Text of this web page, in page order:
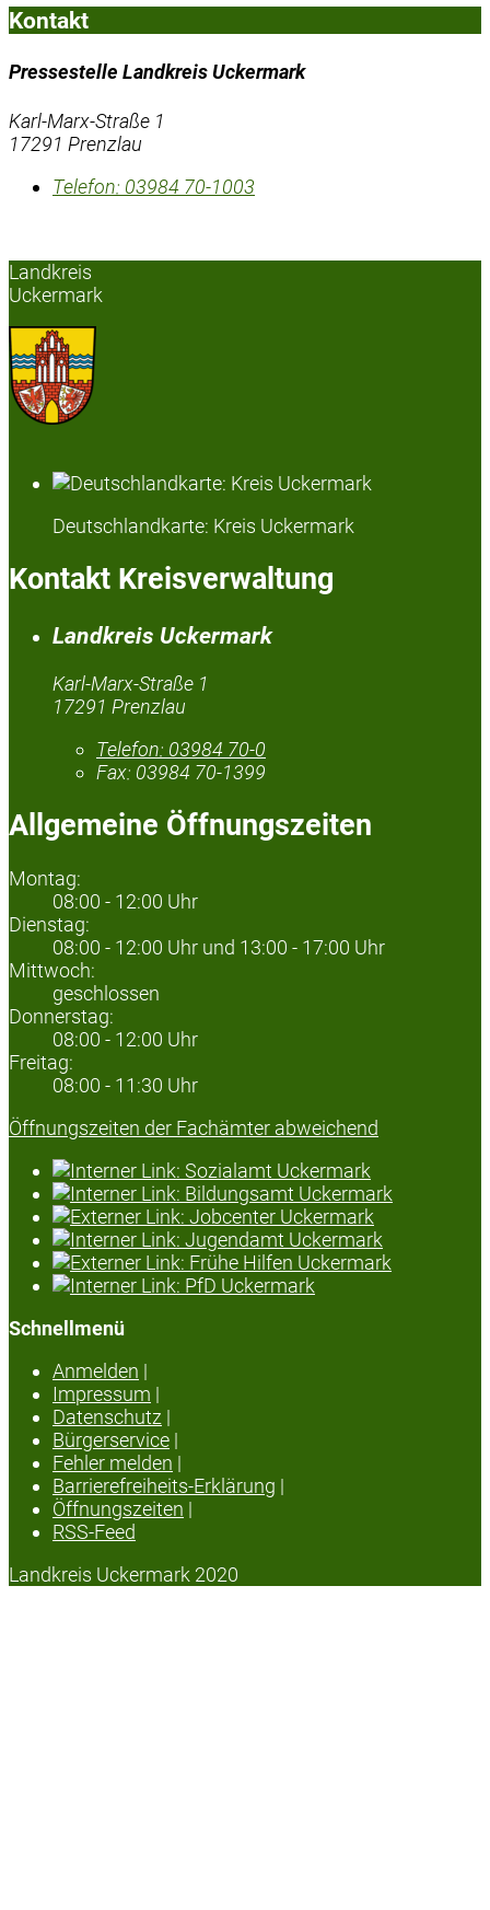
Kontakt
Pressestelle Landkreis Uckermark
Karl-Marx-Straße 1
17291 Prenzlau
Telefon: 03984 70-1003
Landkreis
Uckermark
Deutschlandkarte: Kreis Uckermark
Kontakt Kreisverwaltung
Landkreis Uckermark
Karl-Marx-Straße 1
17291 Prenzlau
Telefon: 03984 70-0
Fax: 03984 70-1399
Allgemeine Öffnungszeiten
Montag:
08:00 - 12:00 Uhr
Dienstag:
08:00 - 12:00 Uhr und 13:00 - 17:00 Uhr
Mittwoch:
geschlossen
Donnerstag:
08:00 - 12:00 Uhr
Freitag:
08:00 - 11:30 Uhr
Öffnungszeiten der Fachämter abweichend
Schnellmenü
Anmelden |
Impressum |
Datenschutz |
Bürgerservice |
Fehler melden |
Barrierefreiheits-Erklärung |
Öffnungszeiten |
RSS-Feed
Landkreis Uckermark 2020